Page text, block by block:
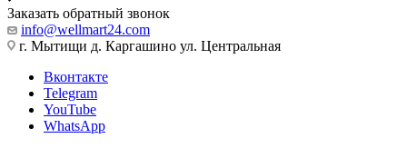
Заказать обратный звонок
info@wellmart24.com
г. Мытищи д. Каргашино ул. Центральная
Вконтакте
Telegram
YouTube
WhatsApp